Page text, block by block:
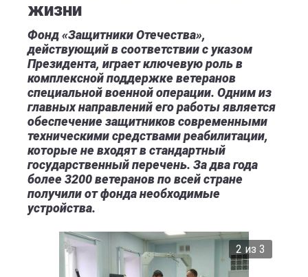
жизни
Фонд «Защитники Отечества»,
действующий в соответствии с указом
Президента, играет ключевую роль в
комплексной поддержке ветеранов
специальной военной операции. Одним из
главных направлений его работы является
обеспечение защитников современными
техническими средствами реабилитации,
которые не входят в стандартный
государственный перечень. За два года
более 3200 ветеранов по всей стране
получили от фонда необходимые
устройства.
2 из 3